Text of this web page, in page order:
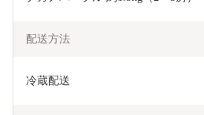
配送方法
冷蔵配送